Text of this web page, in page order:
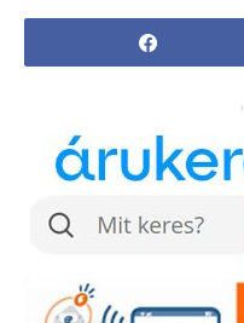
megoldódik